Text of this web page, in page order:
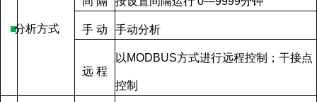
■分析方式 手 动 手动分析
远 程
以 MODBUS方式进行远程控制；干接点
控制